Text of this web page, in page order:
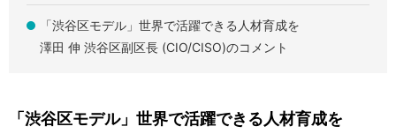
「渋谷区モデル」世界で活躍できる人材育成を
澤田 伸 渋谷区副区長 (CIO/CISO)のコメント
「渋谷区モデル」世界で活躍できる人材育成を